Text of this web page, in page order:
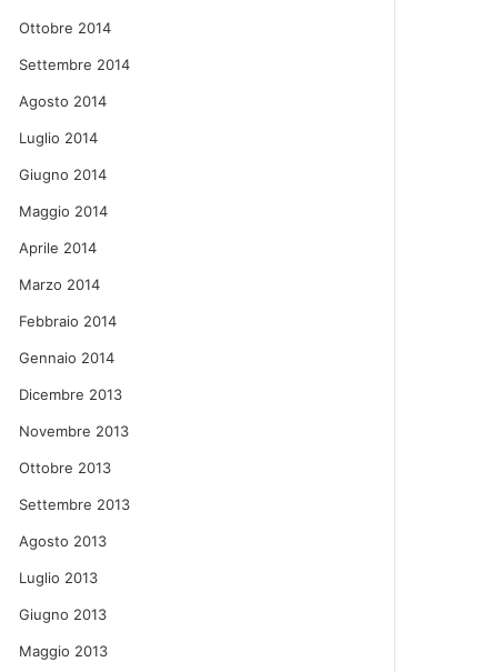
Ottobre 2014
Settembre 2014
Agosto 2014
Luglio 2014
Giugno 2014
Maggio 2014
Aprile 2014
Marzo 2014
Febbraio 2014
Gennaio 2014
Dicembre 2013
Novembre 2013
Ottobre 2013
Settembre 2013
Agosto 2013
Luglio 2013
Giugno 2013
Maggio 2013